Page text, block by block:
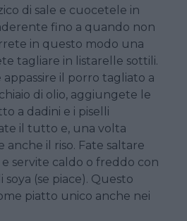
di sale e cuocetele in
fino a quando non
in questo modo una
tagliare in listarelle sottili.
il porro tagliato a
di olio, aggiungete le
a dadini e i piselli
il tutto e, una volta
il riso. Fate saltare
servite caldo o freddo con
soya (se piace). Questo
piatto unico anche nei